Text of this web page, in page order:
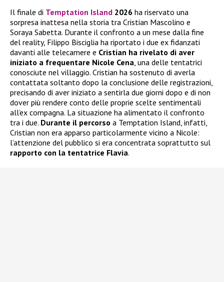
Il finale di Temptation Island 2026 ha riservato una
sorpresa inattesa nella storia tra Cristian Mascolino e
Soraya Sabetta. Durante il confronto a un mese dalla fine
del reality, Filippo Bisciglia ha riportato i due ex fidanzati
davanti alle telecamere e Cristian ha rivelato di aver
iniziato a frequentare Nicole Cena, una delle tentatrici
conosciute nel villaggio. Cristian ha sostenuto di averla
contattata soltanto dopo la conclusione delle registrazioni,
precisando di aver iniziato a sentirla due giorni dopo e di non
dover più rendere conto delle proprie scelte sentimentali
all’ex compagna. La situazione ha alimentato il confronto
tra i due. Durante il percorso a Temptation Island, infatti,
Cristian non era apparso particolarmente vicino a Nicole:
l’attenzione del pubblico si era concentrata soprattutto sul
rapporto con la tentatrice Flavia.